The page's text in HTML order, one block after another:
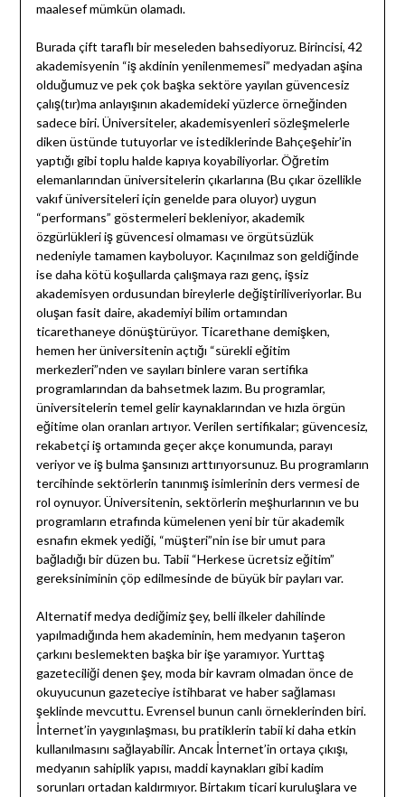
maalesef mümkün olamadı.
Burada çift taraflı bir meseleden bahsediyoruz. Birincisi, 42
akademisyenin “iş akdinin yenilenmemesi” medyadan aşina
olduğumuz ve pek çok başka sektöre yayılan güvencesiz
çalış(tır)ma anlayışının akademideki yüzlerce örneğinden
sadece biri. Üniversiteler, akademisyenleri sözleşmelerle
diken üstünde tutuyorlar ve istediklerinde Bahçeşehir’in
yaptığı gibi toplu halde kapıya koyabiliyorlar. Öğretim
elemanlarından üniversitelerin çıkarlarına (Bu çıkar özellikle
vakıf üniversiteleri için genelde para oluyor) uygun
“performans” göstermeleri bekleniyor, akademik
özgürlükleri iş güvencesi olmaması ve örgütsüzlük
nedeniyle tamamen kayboluyor. Kaçınılmaz son geldiğinde
ise daha kötü koşullarda çalışmaya razı genç, işsiz
akademisyen ordusundan bireylerle değiştiriliveriyorlar. Bu
oluşan fasit daire, akademiyi bilim ortamından
ticarethaneye dönüştürüyor. Ticarethane demişken,
hemen her üniversitenin açtığı “sürekli eğitim
merkezleri”nden ve sayıları binlere varan sertifika
programlarından da bahsetmek lazım. Bu programlar,
üniversitelerin temel gelir kaynaklarından ve hızla örgün
eğitime olan oranları artıyor. Verilen sertifikalar; güvencesiz,
rekabetçi iş ortamında geçer akçe konumunda, parayı
veriyor ve iş bulma şansınızı arttırıyorsunuz. Bu programların
tercihinde sektörlerin tanınmış isimlerinin ders vermesi de
rol oynuyor. Üniversitenin, sektörlerin meşhurlarının ve bu
programların etrafında kümelenen yeni bir tür akademik
esnafın ekmek yediği, “müşteri”nin ise bir umut para
bağladığı bir düzen bu. Tabii “Herkese ücretsiz eğitim”
gereksiniminin çöp edilmesinde de büyük bir payları var.
Alternatif medya dediğimiz şey, belli ilkeler dahilinde
yapılmadığında hem akademinin, hem medyanın taşeron
çarkını beslemekten başka bir işe yaramıyor. Yurttaş
gazeteciliği denen şey, moda bir kavram olmadan önce de
okuyucunun gazeteciye istihbarat ve haber sağlaması
şeklinde mevcuttu. Evrensel bunun canlı örneklerinden biri.
İnternet’in yaygınlaşması, bu pratiklerin tabii ki daha etkin
kullanılmasını sağlayabilir. Ancak İnternet’in ortaya çıkışı,
medyanın sahiplik yapısı, maddi kaynakları gibi kadim
sorunları ortadan kaldırmıyor. Birtakım ticari kuruluşlara ve